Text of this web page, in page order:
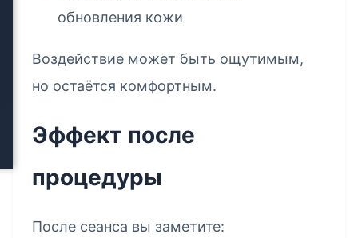
обновления кожи
Воздействие может быть ощутимым,
но остаётся комфортным.
Эффект после
процедуры
После сеанса вы заметите: